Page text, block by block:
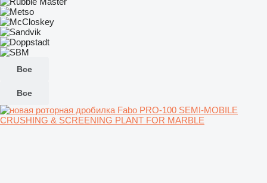
Все
Все